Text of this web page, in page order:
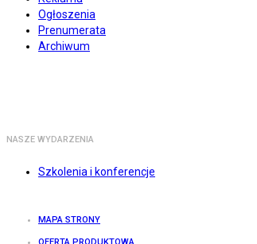
Ogłoszenia
Prenumerata
Archiwum
NASZE WYDARZENIA
Szkolenia i konferencje
MAPA STRONY